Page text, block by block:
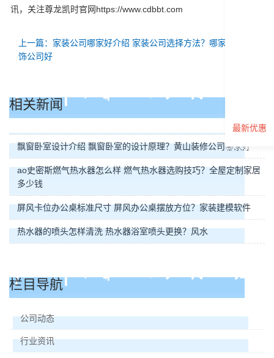
讯，关注尊龙凯时官网https://www.cdbbt.com
上一篇：家装公司​哪家好介绍 家装公司​选择方法？哪家家装装
饰公司好
相关新闻
飘窗卧室设计介绍 飘窗卧室的设计原理？黄山装修公司哪家好
ao史密斯燃气热水器怎么样 燃气热水器选购技巧？全屋定制家居
多少钱
屏风卡位办公桌标准尺寸 屏风办公桌摆放方位？家装建模软件
热水器的喷头怎样清洗 热水器浴室喷头更换？风水
栏目导航
公司动态
行业资讯
最新优惠